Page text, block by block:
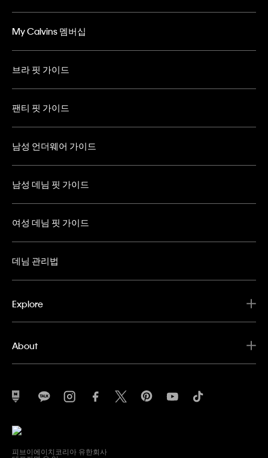
My Calvins 멤버십
브라 핏 가이드
팬티 핏 가이드
남성 언더웨어 가이드
남성 데님 핏 가이드
여성 데님 핏 가이드
데님 관리법
Explore
About
피브이에이치코리아 유한회사